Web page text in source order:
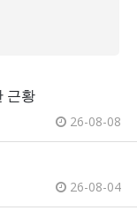
근황
26-08-08
26-08-04